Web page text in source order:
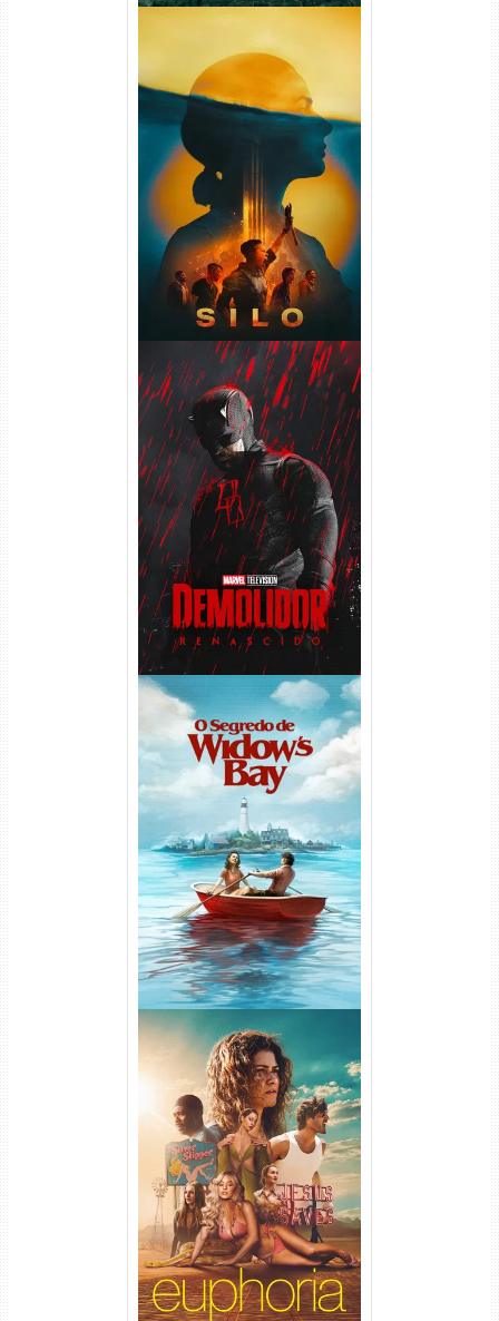
Silo 2ª Temporada (2024)
WEB-DL 1080p Dual Áudio
Demolidor: Renascido 2ª
Temporada (2026) WEB-DL
1080p Dual Áudio
O Segredo de Widow’s Bay
1ª Temporada Torrent (2026)
WEB-DL 1080p Dual Áudio
Euphoria 3ª Temporada
Torrent (2026) WEB-DL 1080p
Dual Áudio